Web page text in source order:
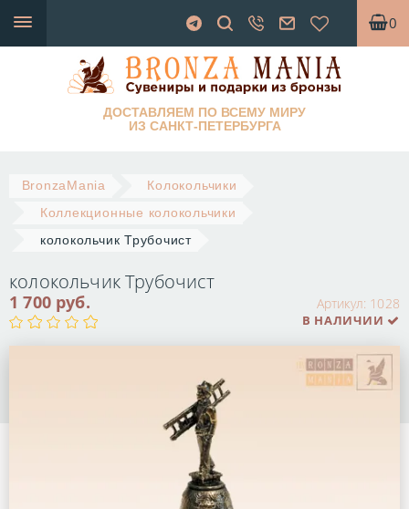
0
ДОСТАВЛЯЕМ ПО ВСЕМУ МИРУ
ИЗ САНКТ-ПЕТЕРБУРГА
BronzaMania
Колокольчики
Коллекционные колокольчики
колокольчик Трубочист
колокольчик Трубочист
Артикул: 1028
1 700 руб.
В НАЛИЧИИ